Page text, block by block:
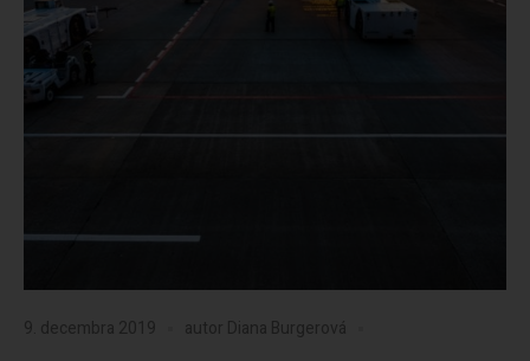
9. decembra 2019 autor Diana Burgerová